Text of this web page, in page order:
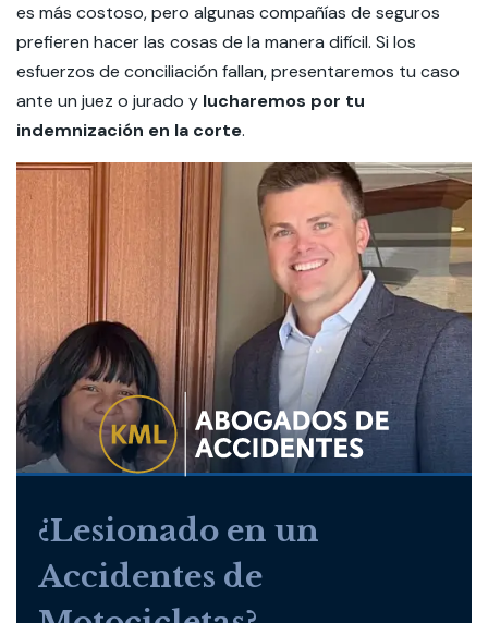
es más costoso, pero algunas compañías de seguros
prefieren hacer las cosas de la manera difícil. Si los
esfuerzos de conciliación fallan, presentaremos tu caso
ante un juez o jurado y lucharemos por tu
indemnización en la corte.
¿Lesionado en un
Accidentes de